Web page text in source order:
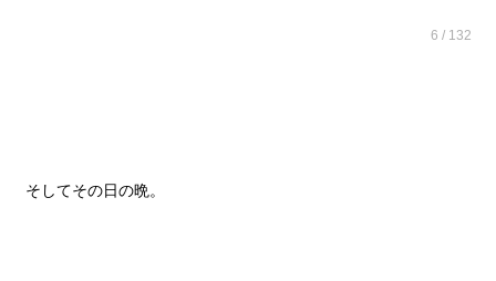
6 / 132
そしてその日の晩。